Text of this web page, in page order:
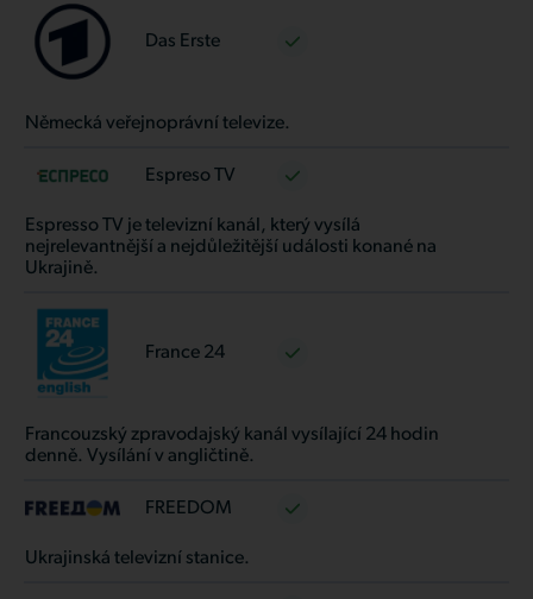
Das Erste
Německá veřejnoprávní televize.
Espreso TV
Espresso TV je televizní kanál, který vysílá
nejrelevantnější a nejdůležitější události konané na
Ukrajině.
France 24
Francouzský zpravodajský kanál vysílající 24 hodin
denně. Vysílání v angličtině.
FREEDOM
Ukrajinská televizní stanice.